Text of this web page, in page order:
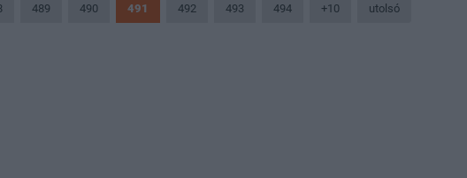
489 490 491 492 493 494 +10 utolsó